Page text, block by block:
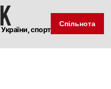
спорт
Спільнота